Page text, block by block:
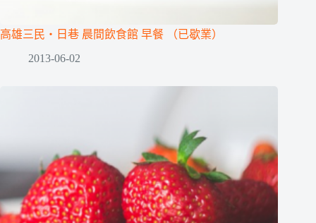
高雄三民‧日巷 晨間飲食館 早餐 （已歇業）
2013-06-02